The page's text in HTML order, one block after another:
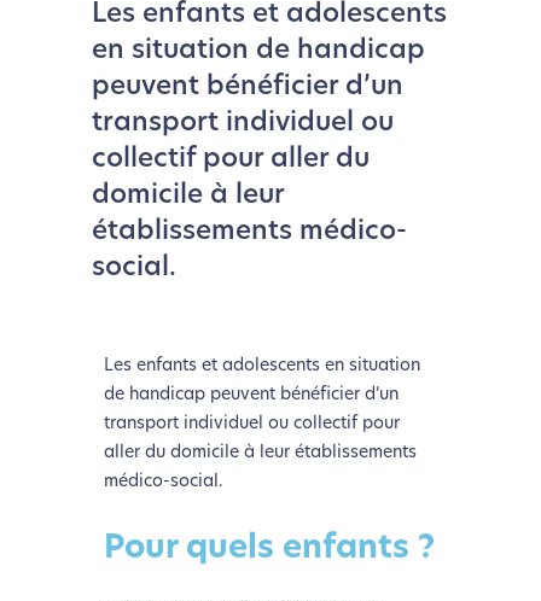
Les enfants et adolescents
en situation de handicap
peuvent bénéficier d’un
transport individuel ou
collectif pour aller du
domicile à leur
établissements médico-
social.
Les enfants et adolescents en situation
de handicap peuvent bénéficier d’un
transport individuel ou collectif pour
aller du domicile à leur établissements
médico-social.
Pour quels enfants ?